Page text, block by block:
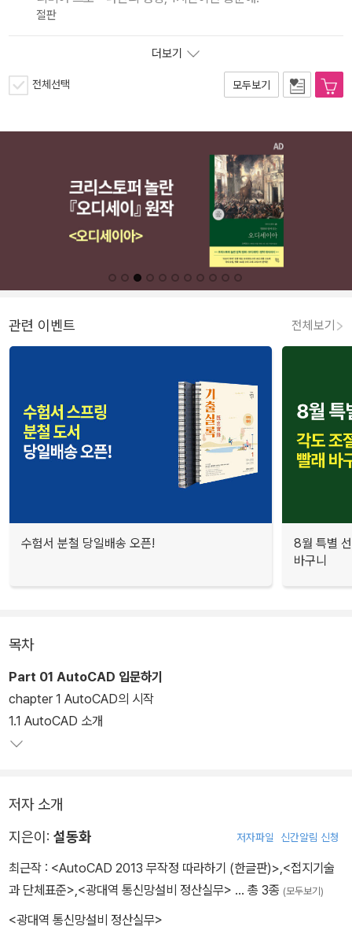
절판
더보기
전체선택 모두보기
관련 이벤트 전체보기
수험서 분철 당일배송 오픈!
8월 특별
바구니
목차
Part 01 AutoCAD 입문하기
chapter 1 AutoCAD의 시작
1.1 AutoCAD 소개
저자 소개
지은이: 설동화 저자파일 신간알림 신청
최근작 : <AutoCAD 2013 무작정 따라하기 (한글판)>,<접지기술
과 단체표준>,<광대역 통신망설비 정산실무> … 총 3종 (모두보기)
<광대역 통신망설비 정산실무>